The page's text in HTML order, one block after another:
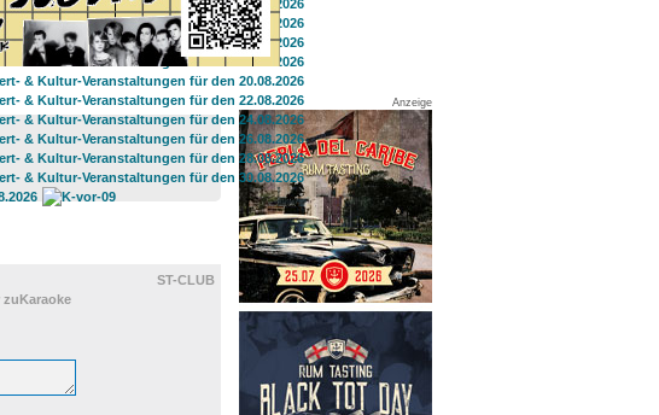
Anzeige
ST-CLUB